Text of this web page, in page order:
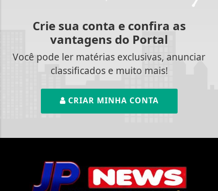
Crie sua conta e confira as
vantagens do Portal
Você pode ler matérias exclusivas, anunciar
classificados e muito mais!
CRIAR MINHA CONTA